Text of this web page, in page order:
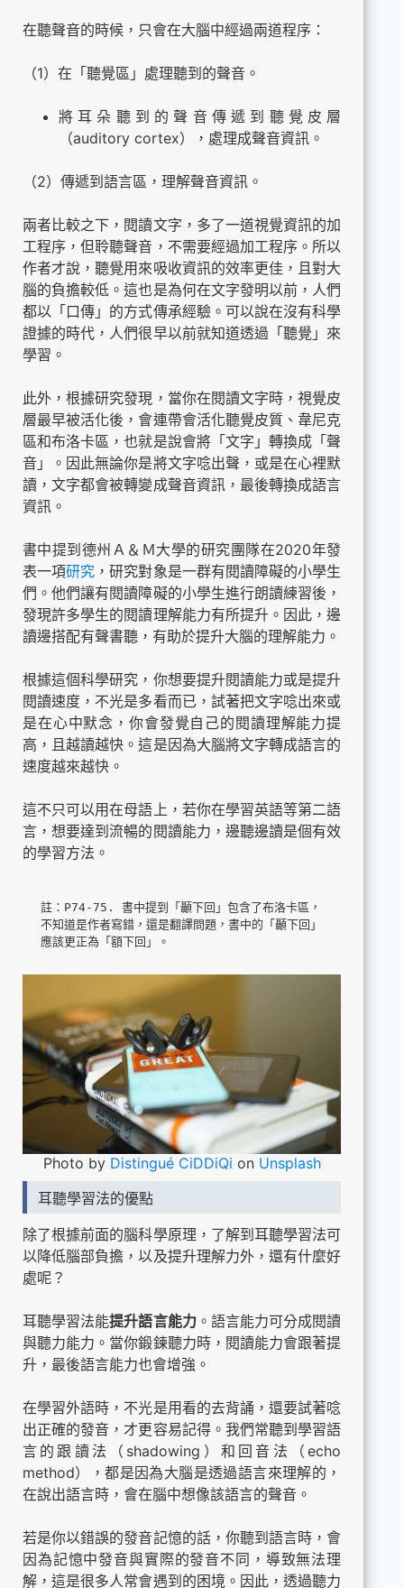
在聽聲音的時候，只會在大腦中經過兩道程序：
（1）在「聽覺區」處理聽到的聲音。
將耳朵聽到的聲音傳遞到聽覺皮層
（auditory cortex），處理成聲音資訊。
（2）傳遞到語言區，理解聲音資訊。
兩者比較之下，閱讀文字，多了一道視覺資訊的加
工程序，但聆聽聲音，不需要經過加工程序。所以
作者才說，聽覺用來吸收資訊的效率更佳，且對大
腦的負擔較低。這也是為何在文字發明以前，人們
都以「口傳」的方式傳承經驗。可以說在沒有科學
證據的時代，人們很早以前就知道透過「聽覺」來
學習。
此外，根據研究發現，當你在閱讀文字時，視覺皮
層最早被活化後，會連帶會活化聽覺皮質、韋尼克
區和布洛卡區，也就是說會將「文字」轉換成「聲
音」。因此無論你是將文字唸出聲，或是在心裡默
讀，文字都會被轉變成聲音資訊，最後轉換成語言
資訊。
書中提到德州Ａ＆Ｍ大學的研究團隊在2020年發
表一項研究 ，研究對象是一群有閱讀障礙的小學生
們。他們讓有閱讀障礙的小學生進行朗讀練習後，
發現許多學生的閱讀理解能力有所提升。因此，邊
讀邊搭配有聲書聽，有助於提升大腦的理解能力。
根據這個科學研究，你想要提升閱讀能力或是提升
閱讀速度，不光是多看而已，試著把文字唸出來或
是在心中默念，你會發覺自己的閱讀理解能力提
高，且越讀越快。這是因為大腦將文字轉成語言的
速度越來越快。
這不只可以用在母語上，若你在學習英語等第二語
言，想要達到流暢的閱讀能力，邊聽邊讀是個有效
的學習方法。
註：P74-75. 書中提到「顳下回」包含了布洛卡區，
不知道是作者寫錯，還是翻譯問題，書中的「顳下回」
應該更正為「額下回」。
Photo by Distingué CiDDiQi on Unsplash
耳聽學習法的優點
除了根據前面的腦科學原理，了解到耳聽學習法可
以降低腦部負擔，以及提升理解力外，還有什麼好
處呢？
耳聽學習法能提升語言能力。語言能力可分成閱讀
與聽力能力。當你鍛鍊聽力時，閱讀能力會跟著提
升，最後語言能力也會增強。
在學習外語時，不光是用看的去背誦，還要試著唸
出正確的發音，才更容易記得。我們常聽到學習語
言的跟讀法（shadowing）和回音法（echo
method），都是因為大腦是透過語言來理解的，
在說出語言時，會在腦中想像該語言的聲音。
若是你以錯誤的發音記憶的話，你聽到語言時，會
因為記憶中發音與實際的發音不同，導致無法理
解，這是很多人常會遇到的困境。因此，透過聽力